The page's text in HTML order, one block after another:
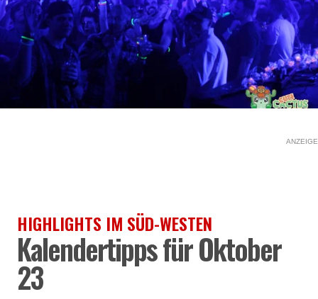
ANZEIGE
HIGHLIGHTS IM SÜD-WESTEN
Kalendertipps für Oktober
23